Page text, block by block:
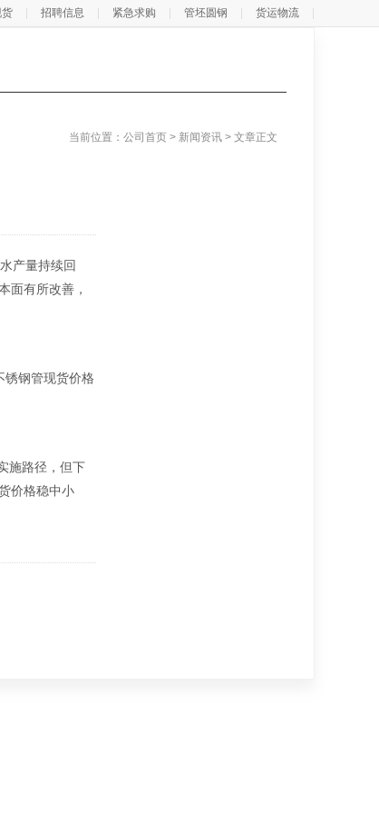
招聘信息 紧急求购 管坯圆钢 货运物流
当前位置： 公司首页 > 新闻资讯 > 文章正文
产量持续回
面有所改善，
锈钢管现货价格
施路径，但下
价格稳中小